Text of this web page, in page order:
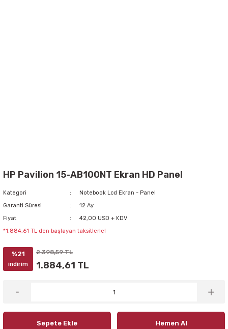
HP Pavilion 15-AB100NT Ekran HD Panel
Kategori
Notebook Lcd Ekran - Panel
Garanti Süresi
12 Ay
Fiyat
42,00 USD + KDV
*1.884,61 TL den başlayan taksitlerle!
%21
indirim
2.398,59 TL
1.884,61 TL
Sepete Ekle Hemen Al